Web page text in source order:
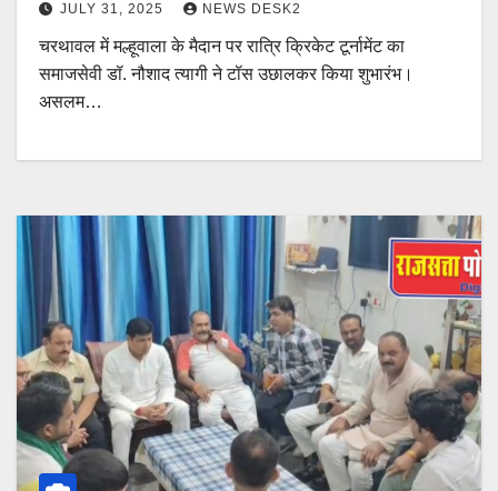
JULY 31, 2025 NEWS DESK2
चरथावल में मल्हूवाला के मैदान पर रात्रि क्रिकेट टूर्नामेंट का
समाजसेवी डॉ. नौशाद त्यागी ने टॉस उछालकर किया शुभारंभ।
असलम…